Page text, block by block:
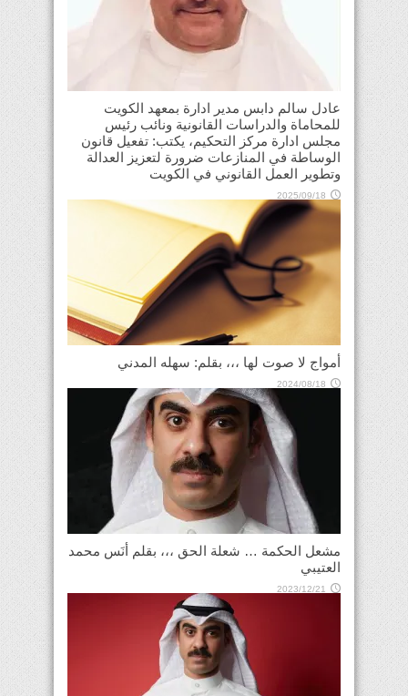
عادل سالم دابس مدير ادارة بمعهد الكويت
للمحاماة والدراسات القانونية ونائب رئيس
مجلس ادارة مركز التحكيم، يكتب: تفعيل قانون
الوساطة في المنازعات ضرورة لتعزيز العدالة
وتطوير العمل القانوني في الكويت
2025/09/18
أمواج لا صوت لها ،،، بقلم: سهله المدني
2024/08/18
مشعل الحكمة … شعلة الحق ،،، بقلم أنَس محمد
العتيبي
2023/12/21